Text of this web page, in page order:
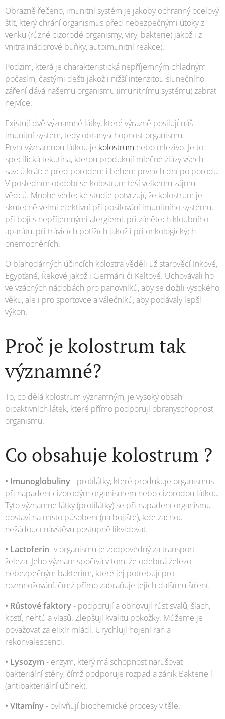
Obrazně řečeno, imunitní systém je jakoby ochranný ocelový
štít, který chrání organismus před nebezpečnými útoky z
venku (různé cizorodé organismy, viry, bakterie) jakož i z
vnitra (nádorové buňky, autoimunitní reakce).
Podzim, která je charakteristická nepříjemným chladným
počasím, častými dešti jakož i nižší intenzitou slunečního
záření dává našemu organismu (imunitnímu systému) zabrat
nejvíce.
Existují dvě významné látky, které výrazně posilují náš
imunitní systém, tedy obranyschopnost organismu.
První významnou látkou je kolostrum nebo mlezivo. Je to
specifická tekutina, kterou produkují mléčné žlázy všech
savců krátce před porodem i během prvních dní po porodu.
V posledním období se kolostrum těší velkému zájmu
vědců. Mnohé vědecké studie potvrzují, že kolostrum je
skutečně velmi efektivní při posilování imunitního systému,
při boji s nepříjemnými alergiemi, při zánětech kloubního
aparátu, při trávicích potížích jakož i při onkologických
onemocněních.
O blahodárných účincích kolostra věděli už starověcí Inkové,
Egypťané, Řekové jakož i Germáni či Keltové. Uchovávali ho
ve vzácných nádobách pro panovníků, aby se dožili vysokého
věku, ale i pro sportovce a válečníků, aby podávaly lepší
výkon.
Proč je kolostrum tak
významné?
To, co dělá kolostrum významným, je vysoký obsah
bioaktivních látek, které přímo podporují obranyschopnost
organismu.
Co obsahuje kolostrum ?
• Imunoglobuliny- protilátky, které produkuje organismus
při napadení cizorodým organismem nebo cizorodou látkou.
Tyto významné látky (protilátky) se při napadení organismu
dostaví na místo působení (na bojiště), kde začnou
nežádoucí návštěvu postupně likvidovat.
• Lactoferin -v organismu je zodpovědný za transport
železa. Jeho význam spočívá v tom, že odebírá železo
nebezpečným bakteriím, které jej potřebují pro
rozmnožování, čímž přímo zabraňuje jejich dalšímu šíření.
• Růstové faktory- podporují a obnovují růst svalů, šlach,
kostí, nehtů a vlasů. Zlepšují kvalitu pokožky. Můžeme je
považovat za elixír mládí. Urychlují hojení ran a
rekonvalescenci.
• Lysozym - enzym, který má schopnost narušovat
bakteriální stěny, čímž podporuje rozpad a zánik Bakterie í
(antibakteriální účinek).
• Vitamíny- ovlivňují biochemické procesy v těle.